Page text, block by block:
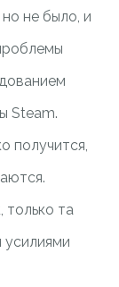
не было, и
Steam.
получится,
только та